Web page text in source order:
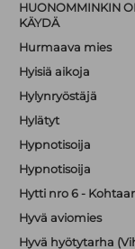
HUONOMMINKIN
KÄYDÄ
Hurmaava mies
Hyisiä aikoja
Hylynryöstäjä
Hylätyt
Hypnotisoija
Hypnotisoija
Hytti nro 6 -
Hyvä aviomies
Hyvä hyötytarha